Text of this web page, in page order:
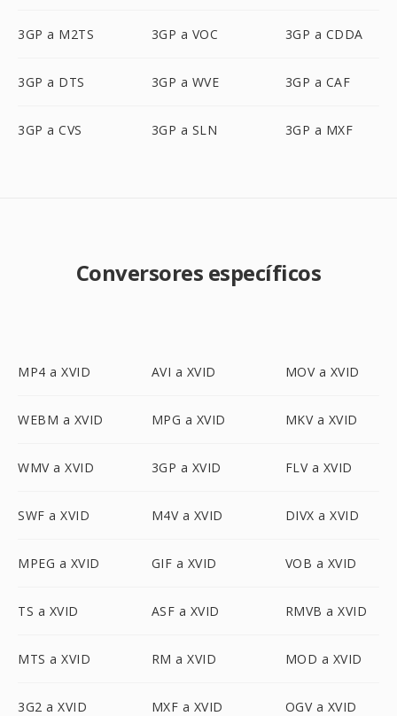
3GP a M2TS 3GP a VOC 3GP a CDDA
3GP a DTS 3GP a WVE 3GP a CAF
3GP a CVS 3GP a SLN 3GP a MXF
Conversores específicos
MP4 a XVID AVI a XVID MOV a XVID
WEBM a XVID MPG a XVID MKV a XVID
WMV a XVID 3GP a XVID FLV a XVID
SWF a XVID M4V a XVID DIVX a XVID
MPEG a XVID GIF a XVID VOB a XVID
TS a XVID ASF a XVID RMVB a XVID
MTS a XVID RM a XVID MOD a XVID
3G2 a XVID MXF a XVID OGV a XVID